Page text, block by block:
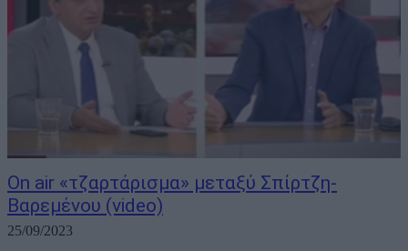
On air «τζαρτάρισμα» μεταξύ Σπίρτζη-
Βαρεμένου (video)
25/09/2023